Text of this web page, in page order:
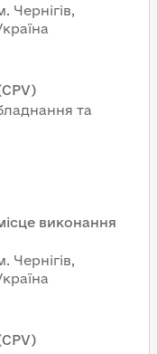
Чернігів,
та
виконання
Чернігів,